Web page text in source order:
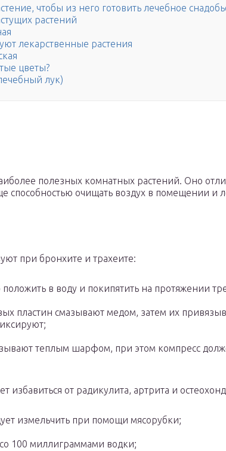
чтобы из него готовить лечебное
растений
лекарственные растения
цветы?
лук)
полезных комнатных растений. Оно
способностью очищать воздух в помещении и
при бронхите и трахеите:
в воду и покипятить на протяжении
пластин смазывают медом, затем их
теплым шарфом, при этом компресс
избавиться от радикулита, артрита и
измельчить при помощи мясорубки;
100 миллиграммами водки;